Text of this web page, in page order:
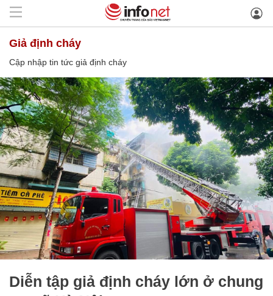
giả định cháy
Cập nhập tin tức giả định cháy
Diễn tập giả định cháy lớn ở chung